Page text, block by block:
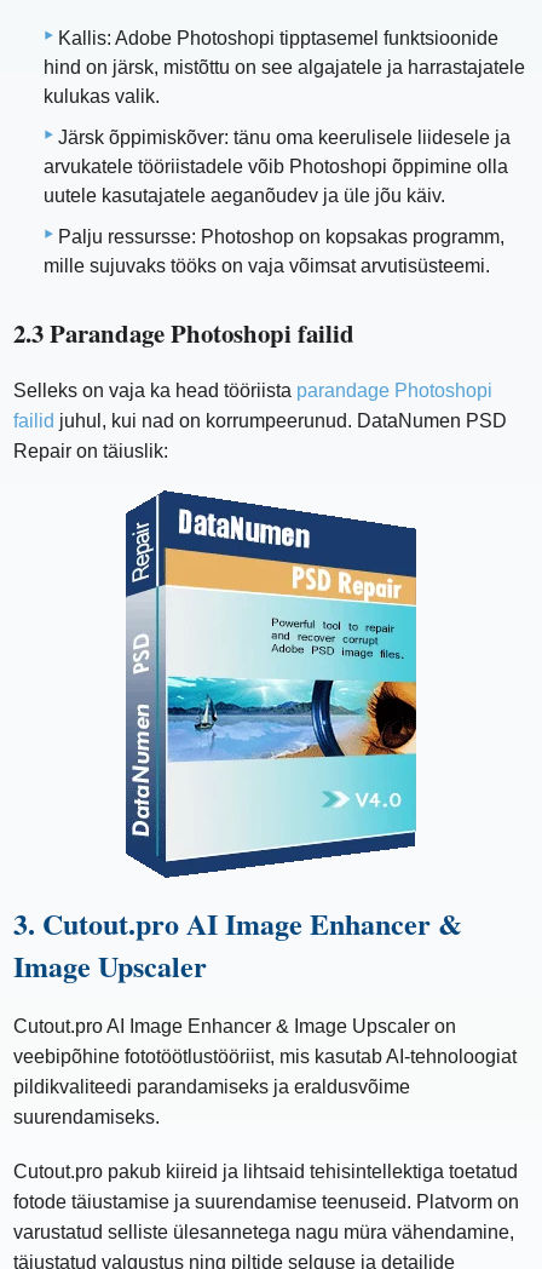
Kallis: Adobe Photoshopi tipptasemel funktsioonide
hind on järsk, mistõttu on see algajatele ja harrastajatele
kulukas valik.
Järsk õppimiskõver: tänu oma keerulisele liidesele ja
arvukatele tööriistadele võib Photoshopi õppimine olla
uutele kasutajatele aeganõudev ja üle jõu käiv.
Palju ressursse: Photoshop on kopsakas programm,
mille sujuvaks tööks on vaja võimsat arvutisüsteemi.
2.3 Parandage Photoshopi failid
Selleks on vaja ka head tööriista parandage Photoshopi
failid juhul, kui nad on korrumpeerunud. DataNumen PSD
Repair on täiuslik:
3. Cutout.pro AI Image Enhancer &
Image Upscaler
Cutout.pro AI Image Enhancer & Image Upscaler on
veebipõhine fototöötlustööriist, mis kasutab AI-tehnoloogiat
pildikvaliteedi parandamiseks ja eraldusvõime
suurendamiseks.
Cutout.pro pakub kiireid ja lihtsaid tehisintellektiga toetatud
fotode täiustamise ja suurendamise teenuseid. Platvorm on
varustatud selliste ülesannetega nagu müra vähendamine,
täiustatud valgustus ning piltide selguse ja detailide